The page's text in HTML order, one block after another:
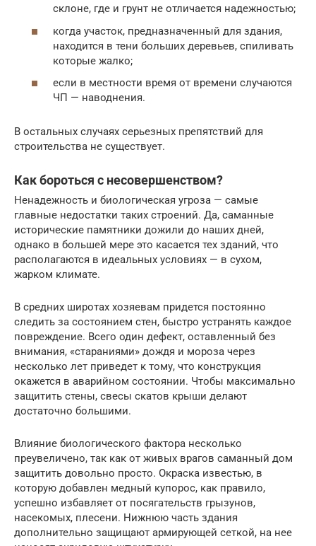
склоне, где и грунт не отличается надежностью;
когда участок, предназначенный для здания,
находится в тени больших деревьев, спиливать
которые жалко;
если в местности время от времени случаются
ЧП — наводнения.
В остальных случаях серьезных препятствий для
строительства не существует.
Как бороться с несовершенством?
Ненадежность и биологическая угроза — самые
главные недостатки таких строений. Да, саманные
исторические памятники дожили до наших дней,
однако в большей мере это касается тех зданий, что
располагаются в идеальных условиях — в сухом,
жарком климате.
В средних широтах хозяевам придется постоянно
следить за состоянием стен, быстро устранять каждое
повреждение. Всего один дефект, оставленный без
внимания, «стараниями» дождя и мороза через
несколько лет приведет к тому, что конструкция
окажется в аварийном состоянии. Чтобы максимально
защитить стены, свесы скатов крыши делают
достаточно большими.
Влияние биологического фактора несколько
преувеличено, так как от живых врагов саманный дом
защитить довольно просто. Окраска известью, в
которую добавлен медный купорос, как правило,
успешно избавляет от посягательств грызунов,
насекомых, плесени. Нижнюю часть здания
дополнительно защищают армирующей сеткой, на нее